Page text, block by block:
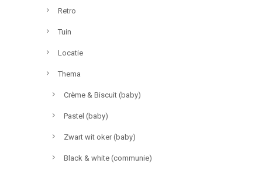
Retro
Tuin
Locatie
Thema
Crème & Biscuit (baby)
Pastel (baby)
Zwart wit oker (baby)
Black & white (communie)